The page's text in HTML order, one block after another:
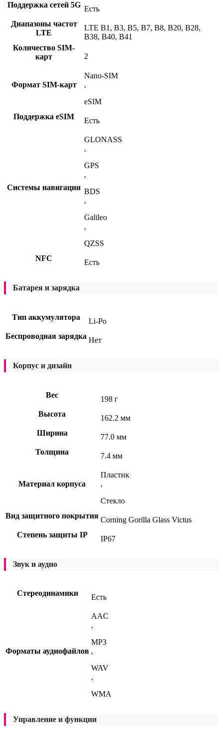
Поддержка сетей 5G Есть
Диапазоны частот
LTE
LTE B1, B3, B5, B7, B8, B20, B28,
B38, B40, B41
Количество SIM-
карт
2
Формат SIM-карт
Nano-SIM
,
eSIM
Поддержка eSIM
Есть
Системы навигации
GLONASS
,
GPS
,
BDS
,
Galileo
,
QZSS
NFC
Есть
Батарея и зарядка
Тип аккумулятора
Li-Po
Беспроводная зарядка Нет
Корпус и дизайн
Вес
198 г
Высота
162.2 мм
Ширина
77.0 мм
Толщина
7.4 мм
Материал корпуса
Пластик
,
Стекло
Вид защитного покрытия Corning Gorilla Glass Victus
Степень защиты IP
IP67
Звук и аудио
Стереодинамики Есть
Форматы аудиофайлов
AAC
,
MP3
,
WAV
,
WMA
Управление и функции